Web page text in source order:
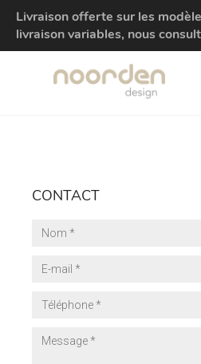
Livraison offerte sur les
livraison variables, nous
CONTACT